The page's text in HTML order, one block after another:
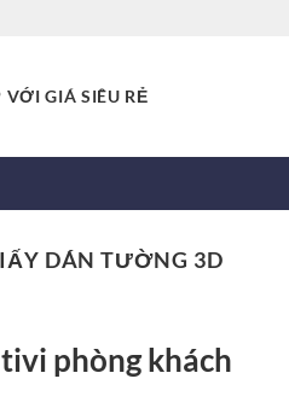
GIÁ SIÊU RẺ
DÁN TƯỜNG 3D
phòng khách